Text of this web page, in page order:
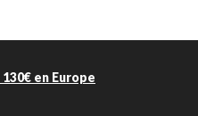
en Europe